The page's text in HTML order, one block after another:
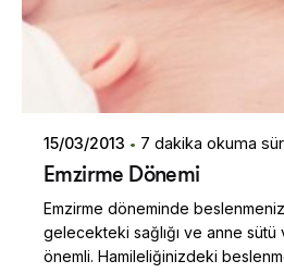
15/03/2013 7 dakika okuma
Emzirme Dönemi
Emzirme döneminde
gelecekteki sağlığı ve anne sütü
önemli. Hamileliğinizdeki beslenme